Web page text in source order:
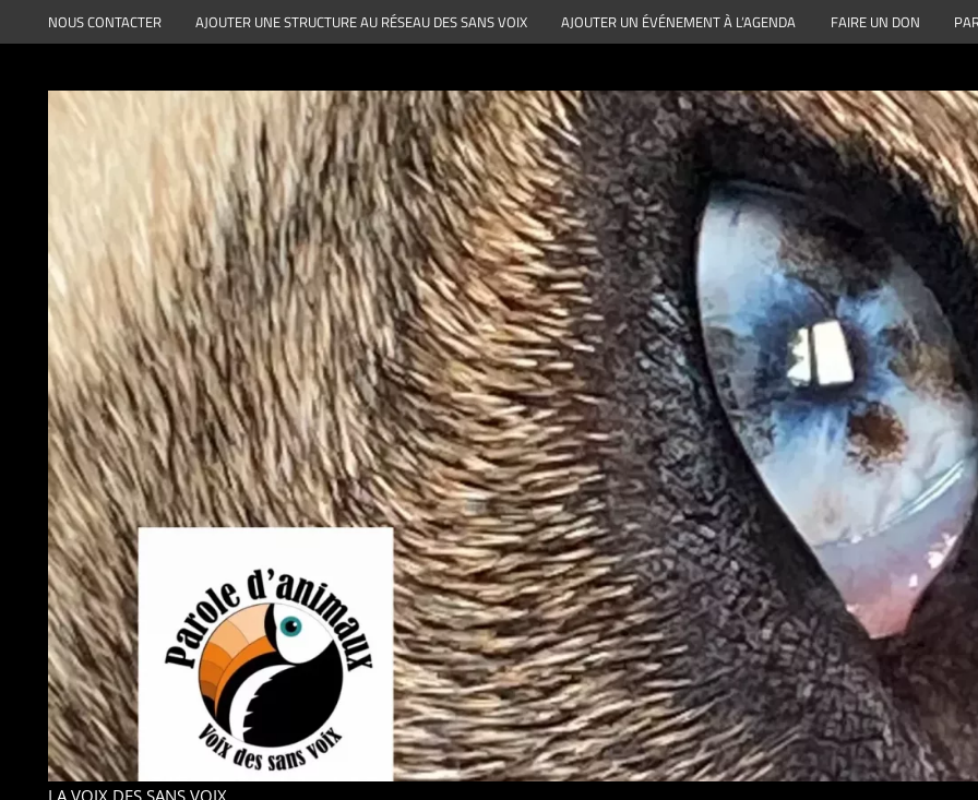
au
NOUS CONTACTER AJOUTER UNE STRUCTURE AU RÉSEAU DES SANS VOIX AJOUTER UN ÉVÉNEMENT À L’AGENDA FAIRE UN DON
LA VOIX DES SANS VOIX